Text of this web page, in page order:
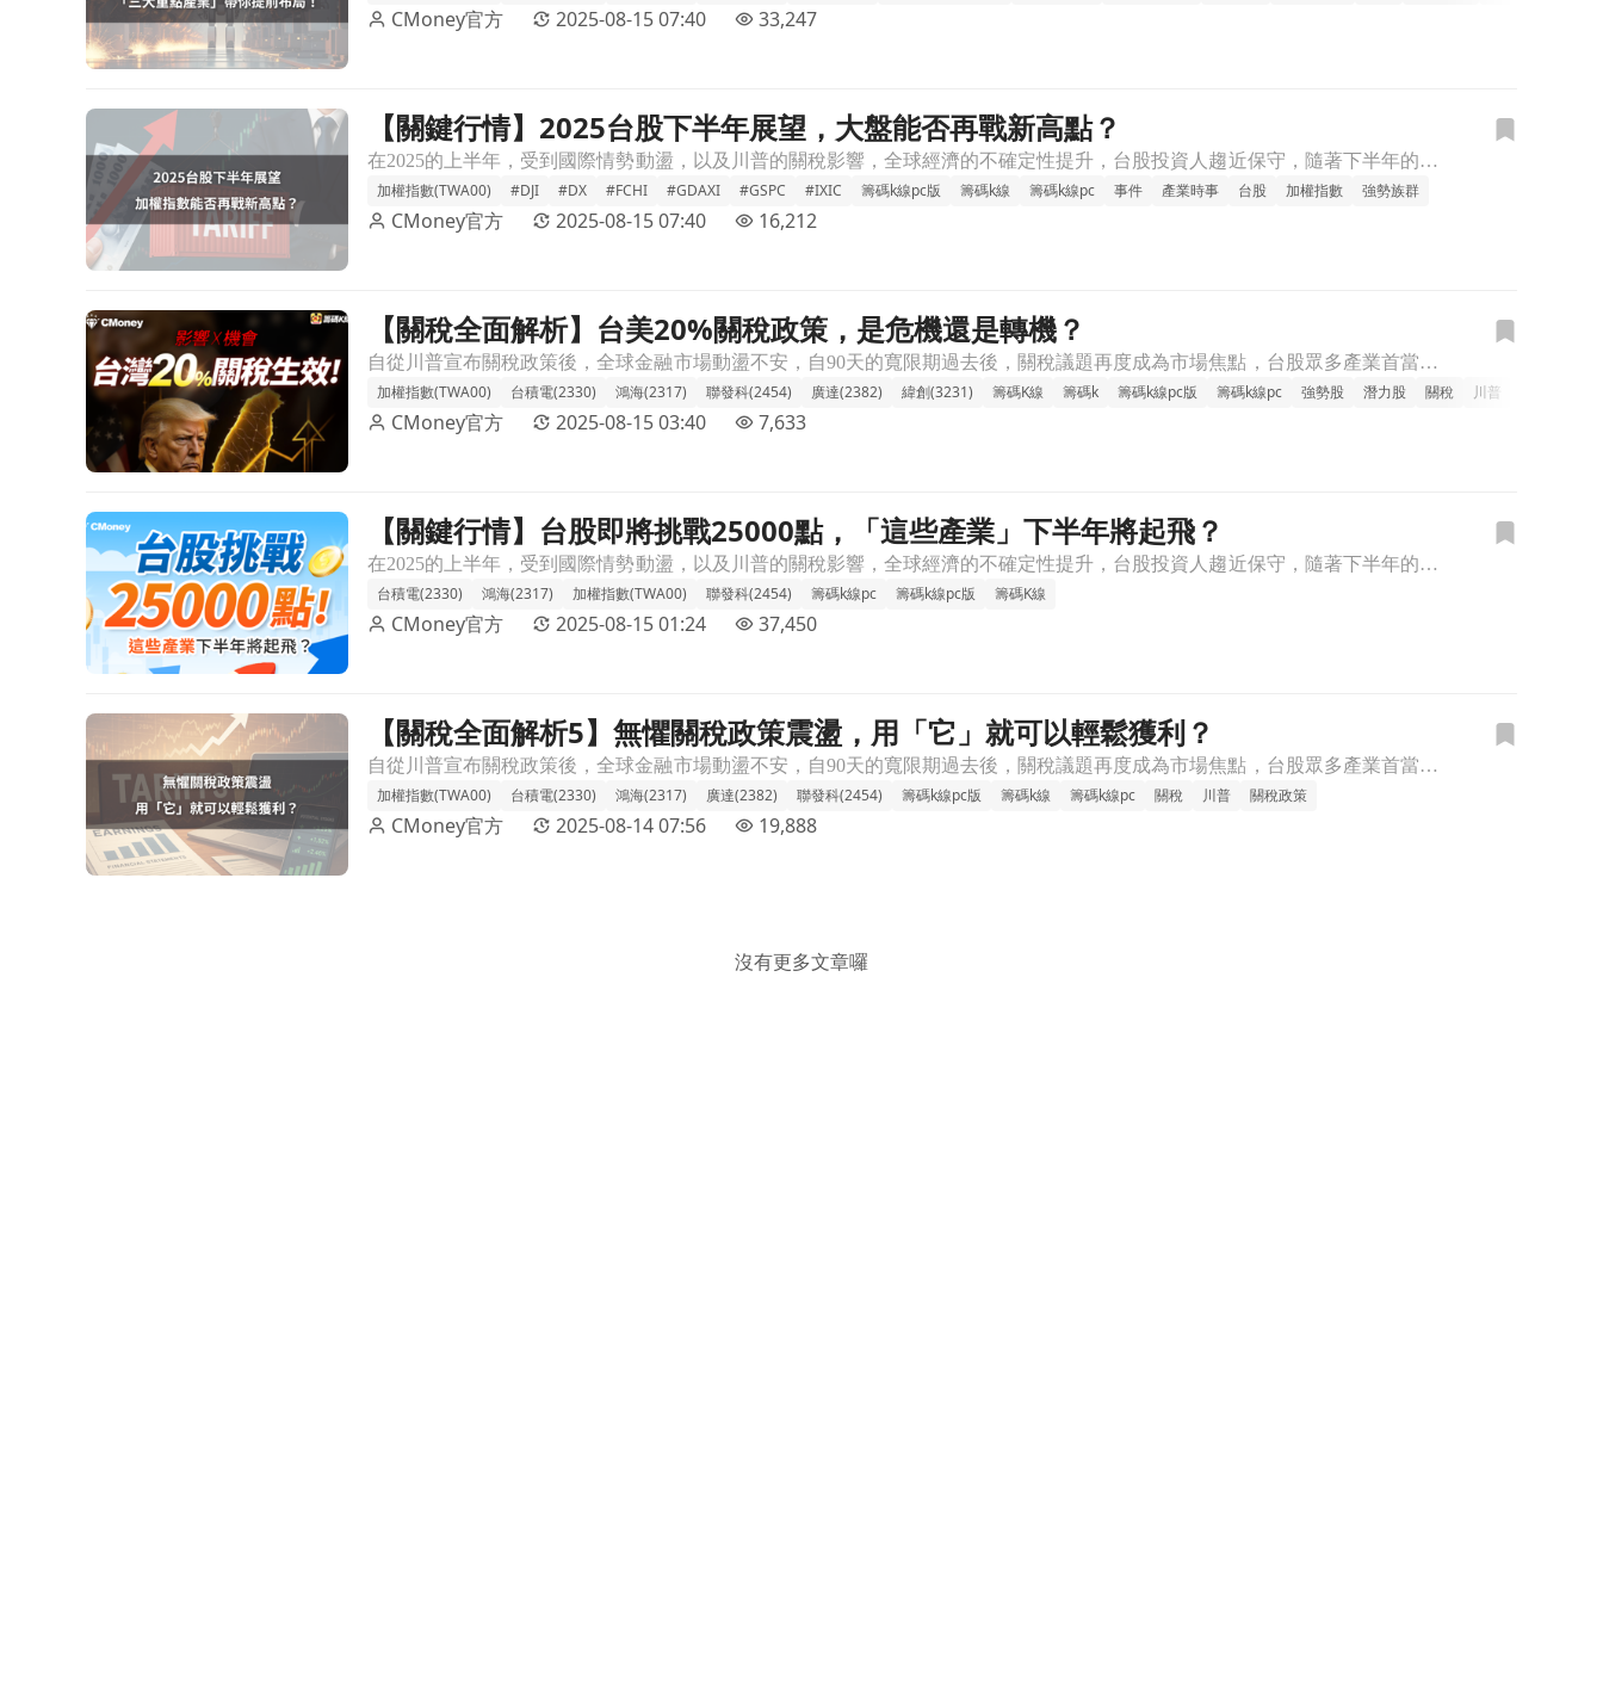
CMoney官方 2025-08-15 07:40 33,247
前往【關鍵行情】2025台股下半年展望，大盤能否再戰新高點？文章頁【關鍵行情】2025台股下半年展望，大盤能否再戰新高點？
在2025的上半年，受到國際情勢動盪，以及川普的關稅影響，全球經濟的不確定性提升，台股投資人趨近保守，隨著下半年的正式展開，市場逐漸回溫，投資人轉向期待能否再創下歷史新高價，在這其中有哪些潛在的機會產
加權指數(TWA00)
#DJI #DX #FCHI #GDAXI #GSPC #IXIC 籌碼k線pc版 籌碼k線 籌碼k線pc 事件 產業時事 台股 加權指數 強勢族群
CMoney官方 2025-08-15 07:40 16,212
前往【關稅全面解析】台美20%關稅政策，是危機還是轉機？文章頁【關稅全面解析】台美20%關稅政策，是危機還是轉機？
自從川普宣布關稅政策後，全球金融市場動盪不安，自90天的寬限期過去後，關稅議題再度成為市場焦點，台股眾多產業首當其衝，相關題材也帶動許多潛力股浮上檯面，本週《籌碼K線》團隊帶著各位快速了解事件與最新消
加權指數(TWA00)
台積電(2330) 鴻海(2317) 聯發科(2454) 廣達(2382) 緯創(3231) 籌碼K線 籌碼k 籌碼k線pc版 籌碼k線pc 強勢股 潛力股 關稅 川普
CMoney官方 2025-08-15 03:40 7,633
前往【關鍵行情】台股即將挑戰25000點，「這些產業」下半年將起飛？文章頁
【關鍵行情】台股即將挑戰25000點，「這些產業」下半年將起飛？
在2025的上半年，受到國際情勢動盪，以及川普的關稅影響，全球經濟的不確定性提升，台股投資人趨近保守，隨著下半年的正式展開，市場逐漸回溫，投資人轉向期待能否再創下歷史新高價，在這其中有哪些潛在的機會產
台積電(2330)
鴻海(2317) 加權指數(TWA00) 聯發科(2454) 籌碼k線pc 籌碼k線pc版 籌碼K線
CMoney官方 2025-08-15 01:24 37,450
前往【關稅全面解析5】無懼關稅政策震盪，用「它」就可以輕鬆獲利？文章頁
【關稅全面解析5】無懼關稅政策震盪，用「它」就可以輕鬆獲利？
自從川普宣布關稅政策後，全球金融市場動盪不安，自90天的寬限期過去後，關稅議題再度成為市場焦點，台股眾多產業首當其衝，相關題材也帶動許多潛力股浮上檯面，本週《籌碼K線 PC版》團隊帶著各位快速了解事件
加權指數(TWA00)
台積電(2330) 鴻海(2317) 廣達(2382) 聯發科(2454) 籌碼k線pc版 籌碼k線 籌碼k線pc 關稅 川普 關稅政策
CMoney官方 2025-08-14 07:56 19,888
沒有更多文章囉